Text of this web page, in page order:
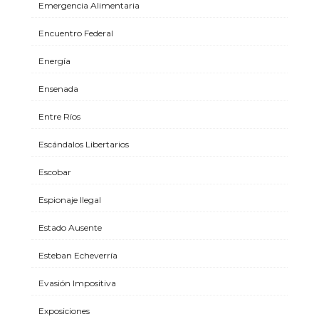
Emergencia Alimentaria
Encuentro Federal
Energía
Ensenada
Entre Ríos
Escándalos Libertarios
Escobar
Espionaje Ilegal
Estado Ausente
Esteban Echeverría
Evasión Impositiva
Exposiciones